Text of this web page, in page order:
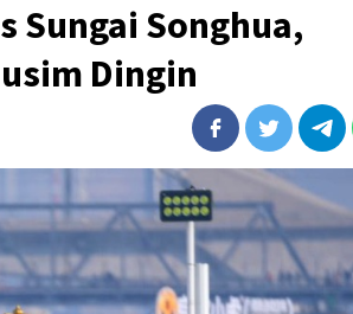
Sungai Songhua,
Dingin